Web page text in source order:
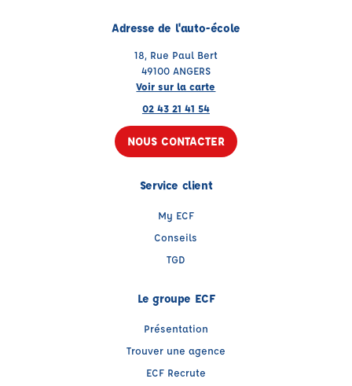
Adresse de l'auto-école
18, Rue Paul Bert
49100 ANGERS
Voir sur la carte
02 43 21 41 54
NOUS CONTACTER
Service client
My ECF
Conseils
TGD
Le groupe ECF
Présentation
Trouver une agence
ECF Recrute